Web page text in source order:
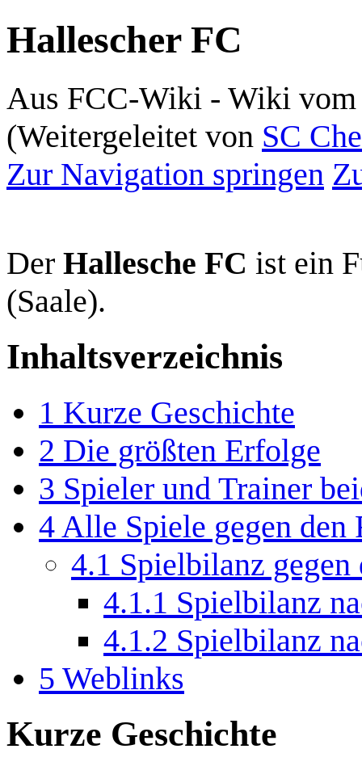
Hallescher FC
Aus FCC-Wiki - Wiki vom
(Weitergeleitet von SC
Zur Navigation springen
Der Hallesche FC ist ein
(Saale).
Inhaltsverzeichnis
1 Kurze Geschichte
2 Die größten Erfolge
3 Spieler und Trainer
4 Alle Spiele gegen den
4.1 Spielbilanz gegen
4.1.1 Spielbilanz
4.1.2 Spielbilanz
5 Weblinks
Kurze Geschichte